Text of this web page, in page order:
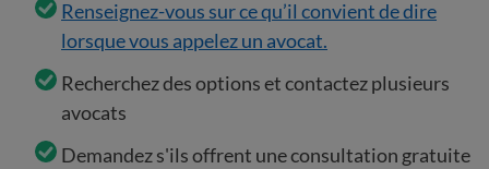
Renseignez-vous sur ce qu’il convient de dire
lorsque vous appelez un avocat.
Recherchez des options et contactez plusieurs
avocats
Demandez s'ils offrent une consultation gratuite